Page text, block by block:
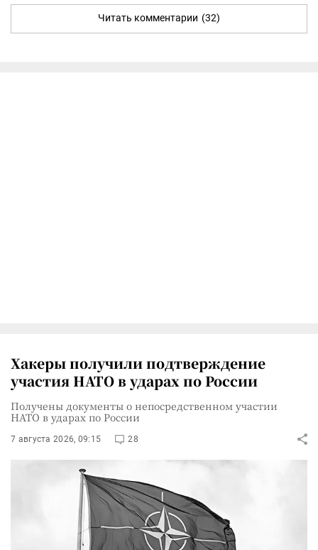
Читать комментарии (32)
Хакеры получили подтверждение
участия НАТО в ударах по России
Получены документы о непосредственном участии
НАТО в ударах по России
7 августа 2026, 09:15 28